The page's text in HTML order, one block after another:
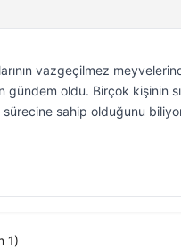
vazgeçilmez
gündem oldu. Birçok kişinin
sürecine sahip olduğunu
1)